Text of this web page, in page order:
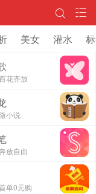
美女 灌水
花齐放
小说
放自由
单0元购
使用 注册码：12345
使用 注册码：12345